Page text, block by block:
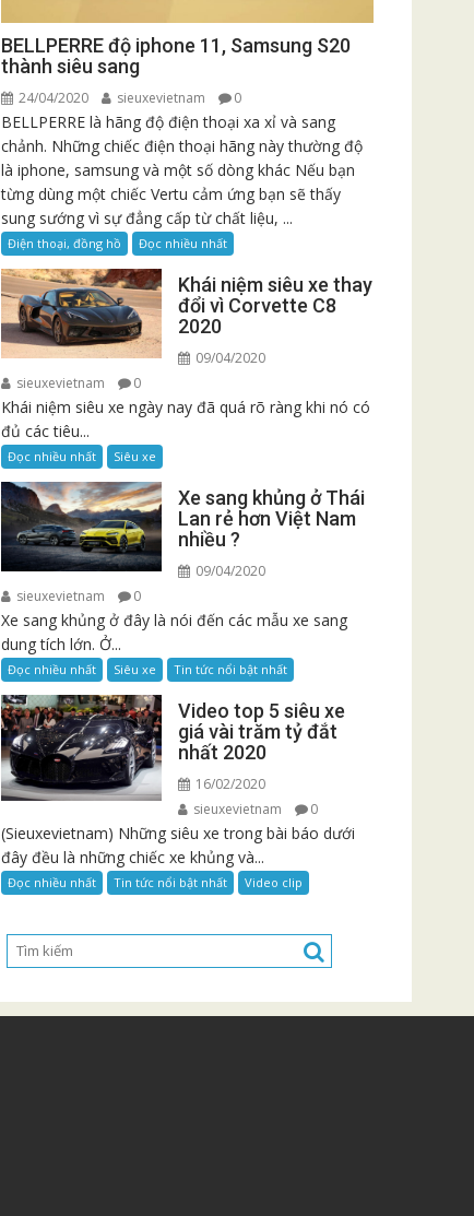
BELLPERRE độ iphone 11, Samsung S20
thành siêu sang
24/04/2020 sieuxevietnam 0
BELLPERRE là hãng độ điện thoại xa xỉ và sang
chảnh. Những chiếc điện thoại hãng này thường độ
là iphone, samsung và một số dòng khác Nếu bạn
từng dùng một chiếc Vertu cảm ứng bạn sẽ thấy
sung sướng vì sự đẳng cấp từ chất liệu, ...
Điện thoại, đồng hồ Đọc nhiều nhất
Khái niệm siêu xe thay
đổi vì Corvette C8
2020
09/04/2020
sieuxevietnam
0
Khái niệm siêu xe ngày nay đã quá rõ ràng khi nó có
đủ các tiêu...
Đọc nhiều nhất Siêu xe
Xe sang khủng ở Thái
Lan rẻ hơn Việt Nam
nhiều ?
09/04/2020
sieuxevietnam
0
Xe sang khủng ở đây là nói đến các mẫu xe sang
dung tích lớn. Ở...
Đọc nhiều nhất Siêu xe Tin tức nổi bật nhất
Video top 5 siêu xe
giá vài trăm tỷ đắt
nhất 2020
16/02/2020
sieuxevietnam
0
(Sieuxevietnam) Những siêu xe trong bài báo dưới
đây đều là những chiếc xe khủng và...
Đọc nhiều nhất Tin tức nổi bật nhất Video clip